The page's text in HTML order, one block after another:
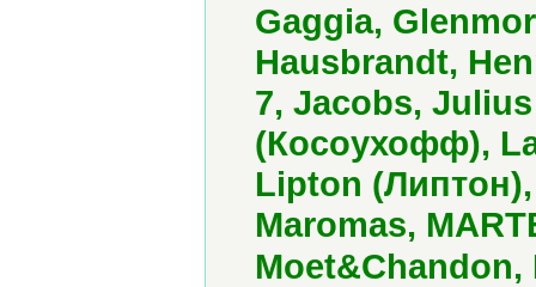
Gaggia,
Hausbrandt,
7, Jacobs,
(Косоухофф),
Lipton
Maromas,
Moet&Chandon,